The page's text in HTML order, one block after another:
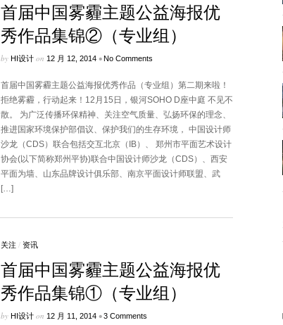
首届中国雾霾主题公益海报优
秀作品集锦②（专业组）
by HI设计on 12 月 12, 2014 •No Comments
首届中国雾霾主题公益海报优秀作品（专业组）第二期来啦！
拒绝雾霾，行动起来！12月15日，银河SOHO D座中庭 不见不
散。 为广泛传播环保精神、关注空气质量、弘扬环保的理念、
推进国家环境保护部倡议、保护我们的生存环境， 中国设计师
沙龙（CDS）联合包括交互北京（IB）、 郑州市平面艺术设计
协会(以下简称郑州平协)联合中国设计师沙龙（CDS）、西安
平面为墙、山东品牌设计俱乐部、南京平面设计师联盟、武
[…]
关注/ 资讯
首届中国雾霾主题公益海报优
秀作品集锦①（专业组）
by HI设计on 12 月 11, 2014 •3 Comments